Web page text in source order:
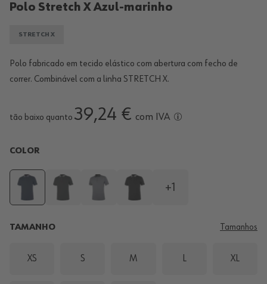
Polo Stretch X Azul-marinho
STRETCH X
Polo fabricado em tecido elástico com abertura com fecho de
correr. Combinável com a linha STRETCH X.
tão baixo quanto 39,24 € com IVA
COLOR
+1
TAMANHO Tamanhos
XS S M L XL